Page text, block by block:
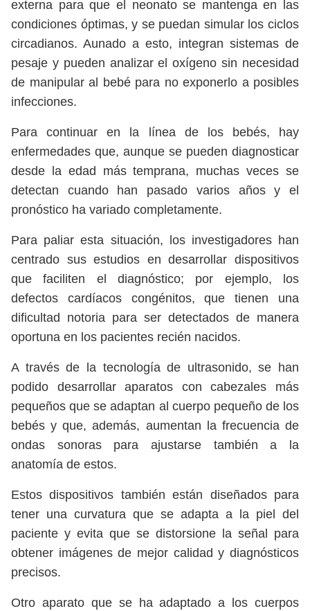
externa para que el neonato se mantenga en las
condiciones óptimas, y se puedan simular los ciclos
circadianos. Aunado a esto, integran sistemas de
pesaje y pueden analizar el oxígeno sin necesidad
de manipular al bebé para no exponerlo a posibles
infecciones.
Para continuar en la línea de los bebés, hay
enfermedades que, aunque se pueden diagnosticar
desde la edad más temprana, muchas veces se
detectan cuando han pasado varios años y el
pronóstico ha variado completamente.
Para paliar esta situación, los investigadores han
centrado sus estudios en desarrollar dispositivos
que faciliten el diagnóstico; por ejemplo, los
defectos cardíacos congénitos, que tienen una
dificultad notoria para ser detectados de manera
oportuna en los pacientes recién nacidos.
A través de la tecnología de ultrasonido, se han
podido desarrollar aparatos con cabezales más
pequeños que se adaptan al cuerpo pequeño de los
bebés y que, además, aumentan la frecuencia de
ondas sonoras para ajustarse también a la
anatomía de estos.
Estos dispositivos también están diseñados para
tener una curvatura que se adapta a la piel del
paciente y evita que se distorsione la señal para
obtener imágenes de mejor calidad y diagnósticos
precisos.
Otro aparato que se ha adaptado a los cuerpos